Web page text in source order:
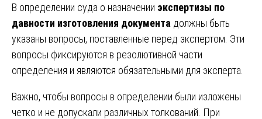
В определении суда о назначении экспертизы по
давности изготовления документа должны быть
указаны вопросы, поставленные перед экспертом. Эти
вопросы фиксируются в резолютивной части
определения и являются обязательными для эксперта.
Важно, чтобы вопросы в определении были изложены
четко и не допускали различных толкований. При